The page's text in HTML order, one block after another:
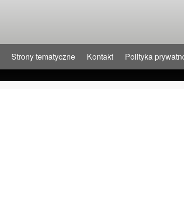
Strony tematyczne Kontakt Polityka